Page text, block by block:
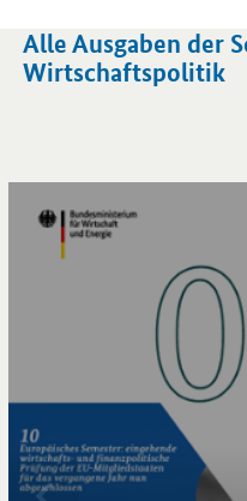
Alle Ausgaben der
Wirtschaftspolitik